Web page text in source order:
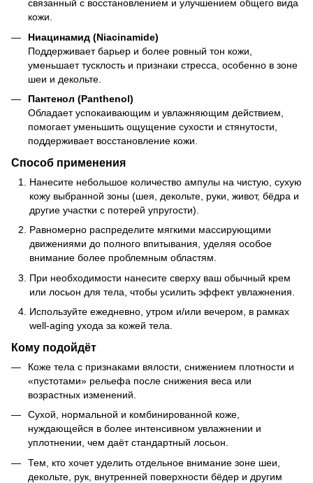
связанный с восстановлением и улучшением общего вида
кожи.
Ниацинамид (Niacinamide)
Поддерживает барьер и более ровный тон кожи,
уменьшает тусклость и признаки стресса, особенно в зоне
шеи и декольте.
Пантенол (Panthenol)
Обладает успокаивающим и увлажняющим действием,
помогает уменьшить ощущение сухости и стянутости,
поддерживает восстановление кожи.
Способ применения
Нанесите небольшое количество ампулы на чистую, сухую
кожу выбранной зоны (шея, декольте, руки, живот, бёдра и
другие участки с потерей упругости).
Равномерно распределите мягкими массирующими
движениями до полного впитывания, уделяя особое
внимание более проблемным областям.
При необходимости нанесите сверху ваш обычный крем
или лосьон для тела, чтобы усилить эффект увлажнения.
Используйте ежедневно, утром и/или вечером, в рамках
well-aging ухода за кожей тела.
Кому подойдёт
Коже тела с признаками вялости, снижением плотности и
«пустотами» рельефа после снижения веса или
возрастных изменений.
Сухой, нормальной и комбинированной коже,
нуждающейся в более интенсивном увлажнении и
уплотнении, чем даёт стандартный лосьон.
Тем, кто хочет уделить отдельное внимание зоне шеи,
декольте, рук, внутренней поверхности бёдер и другим